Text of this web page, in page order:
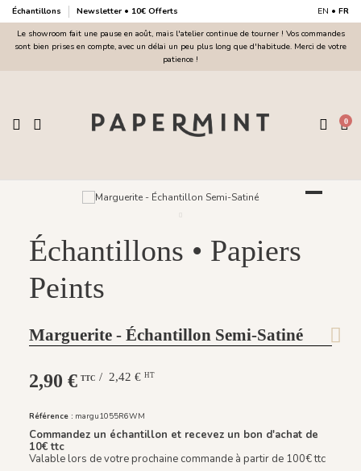
Échantillons Newsletter • 10€ Offerts EN • FR
Le showroom fait une pause en août, mais l'atelier continue de tourner ! Vos commandes
sont bien prises en compte, avec un délai un peu plus long que d'habitude. Merci de votre
patience !
0
Échantillons • Papiers
Peints
Marguerite - Échantillon Semi-Satiné
2,90 € TTC / 2,42 € HT
Référence : margu1055R6WM
Commandez un échantillon et recevez un bon d'achat de
10€ ttc
Valable lors de votre prochaine commande à partir de 100€ ttc